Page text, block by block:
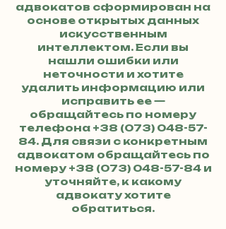
адвокатов сформирован на
основе открытых данных
искусственным
интеллектом. Если вы
нашли ошибки или
неточности и хотите
удалить информацию или
исправить ее —
обращайтесь по номеру
телефона +38 (073) 048-57-
84. Для связи с конкретным
адвокатом обращайтесь по
номеру +38 (073) 048-57-84и
уточняйте, к какому
адвокату хотите
обратиться.